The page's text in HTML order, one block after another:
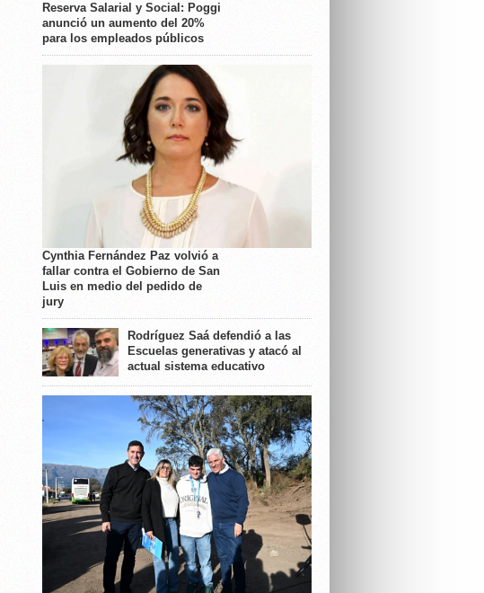
Reserva Salarial y Social: Poggi
anunció un aumento del 20%
para los empleados públicos
Cynthia Fernández Paz volvió a
fallar contra el Gobierno de San
Luis en medio del pedido de
jury
Rodríguez Saá defendió a las
Escuelas generativas y atacó al
actual sistema educativo